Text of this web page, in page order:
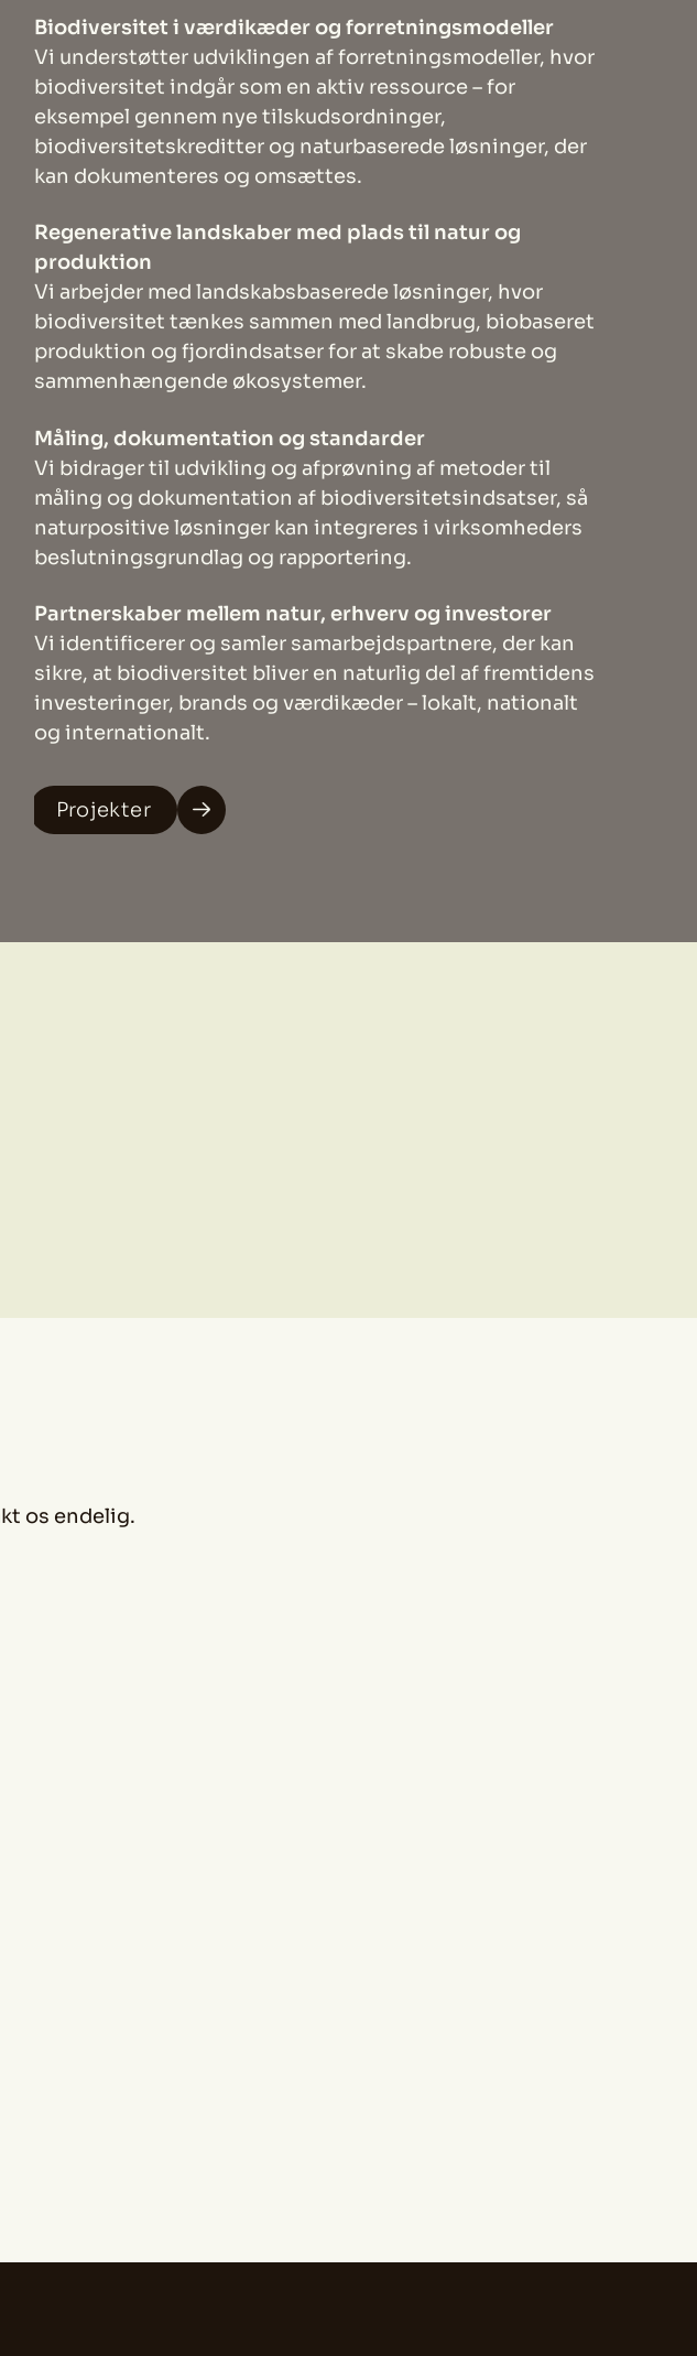
Biodiversitet i værdikæder og forretningsmodeller
Vi understøtter udviklingen af forretningsmodeller, hvor
biodiversitet indgår som en aktiv ressource – for
eksempel gennem nye tilskudsordninger,
biodiversitetskreditter og naturbaserede løsninger, der
kan dokumenteres og omsættes.
Regenerative landskaber med plads til natur og
produktion
Vi arbejder med landskabsbaserede løsninger, hvor
biodiversitet tænkes sammen med landbrug, biobaseret
produktion og fjordindsatser for at skabe robuste og
sammenhængende økosystemer.
Måling, dokumentation og standarder
Vi bidrager til udvikling og afprøvning af metoder til
måling og dokumentation af biodiversitetsindsatser, så
naturpositive løsninger kan integreres i virksomheders
beslutningsgrundlag og rapportering.
Partnerskaber mellem natur, erhverv og investorer
Vi identificerer og samler samarbejdspartnere, der kan
sikre, at biodiversitet bliver en naturlig del af fremtidens
investeringer, brands og værdikæder – lokalt, nationalt
og internationalt.
Projekter
os endelig.